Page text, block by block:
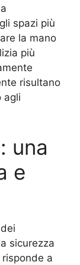
spazi più
la mano
più
risultano
agli
una
e
sicurezza
a